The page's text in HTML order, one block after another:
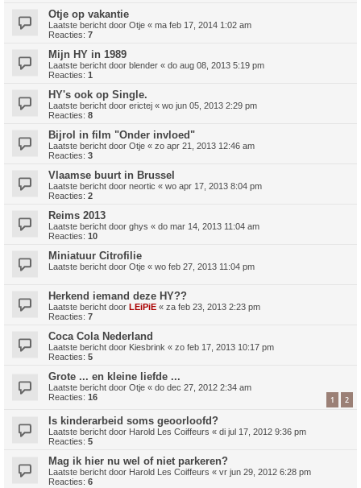
Otje op vakantie
Laatste bericht door Otje « ma feb 17, 2014 1:02 am
Reacties: 7
Mijn HY in 1989
Laatste bericht door blender « do aug 08, 2013 5:19 pm
Reacties: 1
HY's ook op Single.
Laatste bericht door erictej « wo jun 05, 2013 2:29 pm
Reacties: 8
Bijrol in film "Onder invloed"
Laatste bericht door Otje « zo apr 21, 2013 12:46 am
Reacties: 3
Vlaamse buurt in Brussel
Laatste bericht door neortic « wo apr 17, 2013 8:04 pm
Reacties: 2
Reims 2013
Laatste bericht door ghys « do mar 14, 2013 11:04 am
Reacties: 10
Miniatuur Citrofilie
Laatste bericht door Otje « wo feb 27, 2013 11:04 pm
Herkend iemand deze HY??
Laatste bericht door LEiPiE « za feb 23, 2013 2:23 pm
Reacties: 7
Coca Cola Nederland
Laatste bericht door Kiesbrink « zo feb 17, 2013 10:17 pm
Reacties: 5
Grote ... en kleine liefde ...
Laatste bericht door Otje « do dec 27, 2012 2:34 am
Reacties: 16 1 2
Is kinderarbeid soms geoorloofd?
Laatste bericht door Harold Les Coiffeurs « di jul 17, 2012 9:36 pm
Reacties: 5
Mag ik hier nu wel of niet parkeren?
Laatste bericht door Harold Les Coiffeurs « vr jun 29, 2012 6:28 pm
Reacties: 6